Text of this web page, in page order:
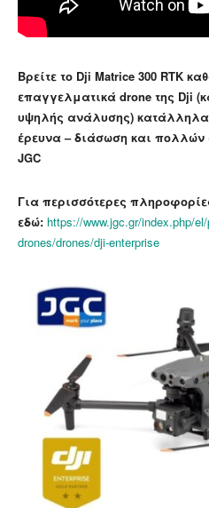
Βρείτε το Dji Matrice 300 RTK
επαγγελματικά drone της Dji
υψηλής ανάλυσης)
έρευνα – διάσωση και
JGC
Για περισσότερες
εδώ: https://www.jgc.gr/index.php/
drones/drones/dji-enterprise